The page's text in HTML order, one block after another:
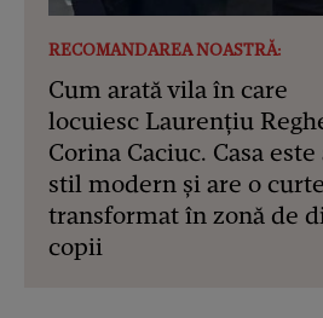
RECOMANDAREA NOASTRĂ:
Cum arată vila în care
locuiesc Laurențiu
Corina Caciuc. Casa
stil modern și are o
transformat în zonă de
copii